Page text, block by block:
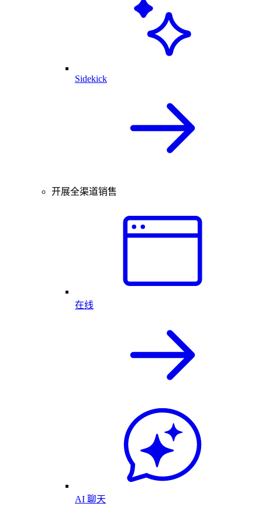
Sidekick
开展全渠道销售
在线
AI 聊天